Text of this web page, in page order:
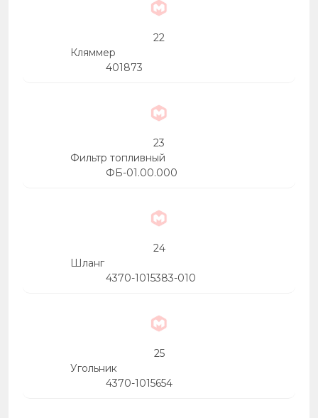
22
Кляммер
401873
23
Фильтр топливный
ФБ-01.00.000
24
Шланг
4370-1015383-010
25
Угольник
4370-1015654